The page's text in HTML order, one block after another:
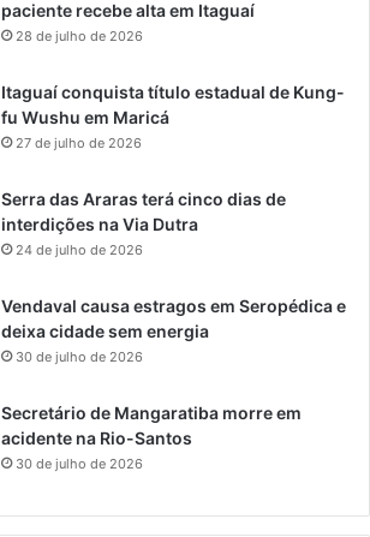
paciente recebe alta em Itaguaí
28 de julho de 2026
Itaguaí conquista título estadual de Kung-
fu Wushu em Maricá
27 de julho de 2026
Serra das Araras terá cinco dias de
interdições na Via Dutra
24 de julho de 2026
Vendaval causa estragos em Seropédica e
deixa cidade sem energia
30 de julho de 2026
Secretário de Mangaratiba morre em
acidente na Rio-Santos
30 de julho de 2026